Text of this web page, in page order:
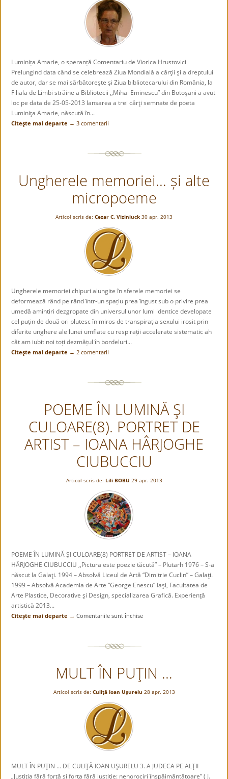
Luminița Amarie, o speranță Comentariu de Viorica Hrustovici
Prelungind data când se celebrează Ziua Mondială a cărţii şi a dreptului
de autor, dar se mai sărbătoreşte şi Ziua bibliotecarului din România, la
Filiala de Limbi străine a Bibliotecii ,,Mihai Eminescu” din Botoşani a avut
loc pe data de 25-05-2013 lansarea a trei cărţi semnate de poeta
Luminiţa Amarie, născută în...
Citeşte mai departe → 3 comentarii
Ungherele memoriei… și alte
micropoeme
Articol scris de: Cezar C. Viziniuck 30 apr. 2013
Ungherele memoriei chipuri alungite în sferele memoriei se
deformează rând pe rând într-un spațiu prea îngust sub o privire prea
umedă amintiri dezgropate din universul unor lumi identice developate
cel puțin de două ori plutesc în miros de transpirația sexului irosit prin
diferite unghere ale lunei umflate cu respirații accelerate sistematic ah
cât am iubit noi toți dezmățul în bordeluri...
Citeşte mai departe → 2 comentarii
POEME ÎN LUMINĂ ŞI
CULOARE(8). PORTRET DE
ARTIST – IOANA HÂRJOGHE
CIUBUCCIU
Articol scris de: Lili BOBU 29 apr. 2013
POEME ÎN LUMINĂ ŞI CULOARE(8) PORTRET DE ARTIST – IOANA
HÂRJOGHE CIUBUCCIU ,,Pictura este poezie tăcută” – Plutarh 1976 – S-a
născut la Galaţi. 1994 – Absolvă Liceul de Artă “Dimitrie Cuclin” – Galaţi.
1999 – Absolvă Academia de Arte “George Enescu” Iaşi, Facultatea de
Arte Plastice, Decorative şi Design, specializarea Grafică. Experienţă
artistică 2013...
Citeşte mai departe → Comentariile sunt închise
CULOARE(8).
PORTRET
ARTIST
MULT ÎN PUŢIN …
Articol scris de: Culiţă Ioan Uşurelu 28 apr. 2013
MULT ÎN PUŢIN … DE CULIŢĂ IOAN UŞURELU 3. A JUDECA PE ALŢII
„Justiţia fără forţă şi forţa fără justiţie: nenorociri înspăimântătoare” ( J.